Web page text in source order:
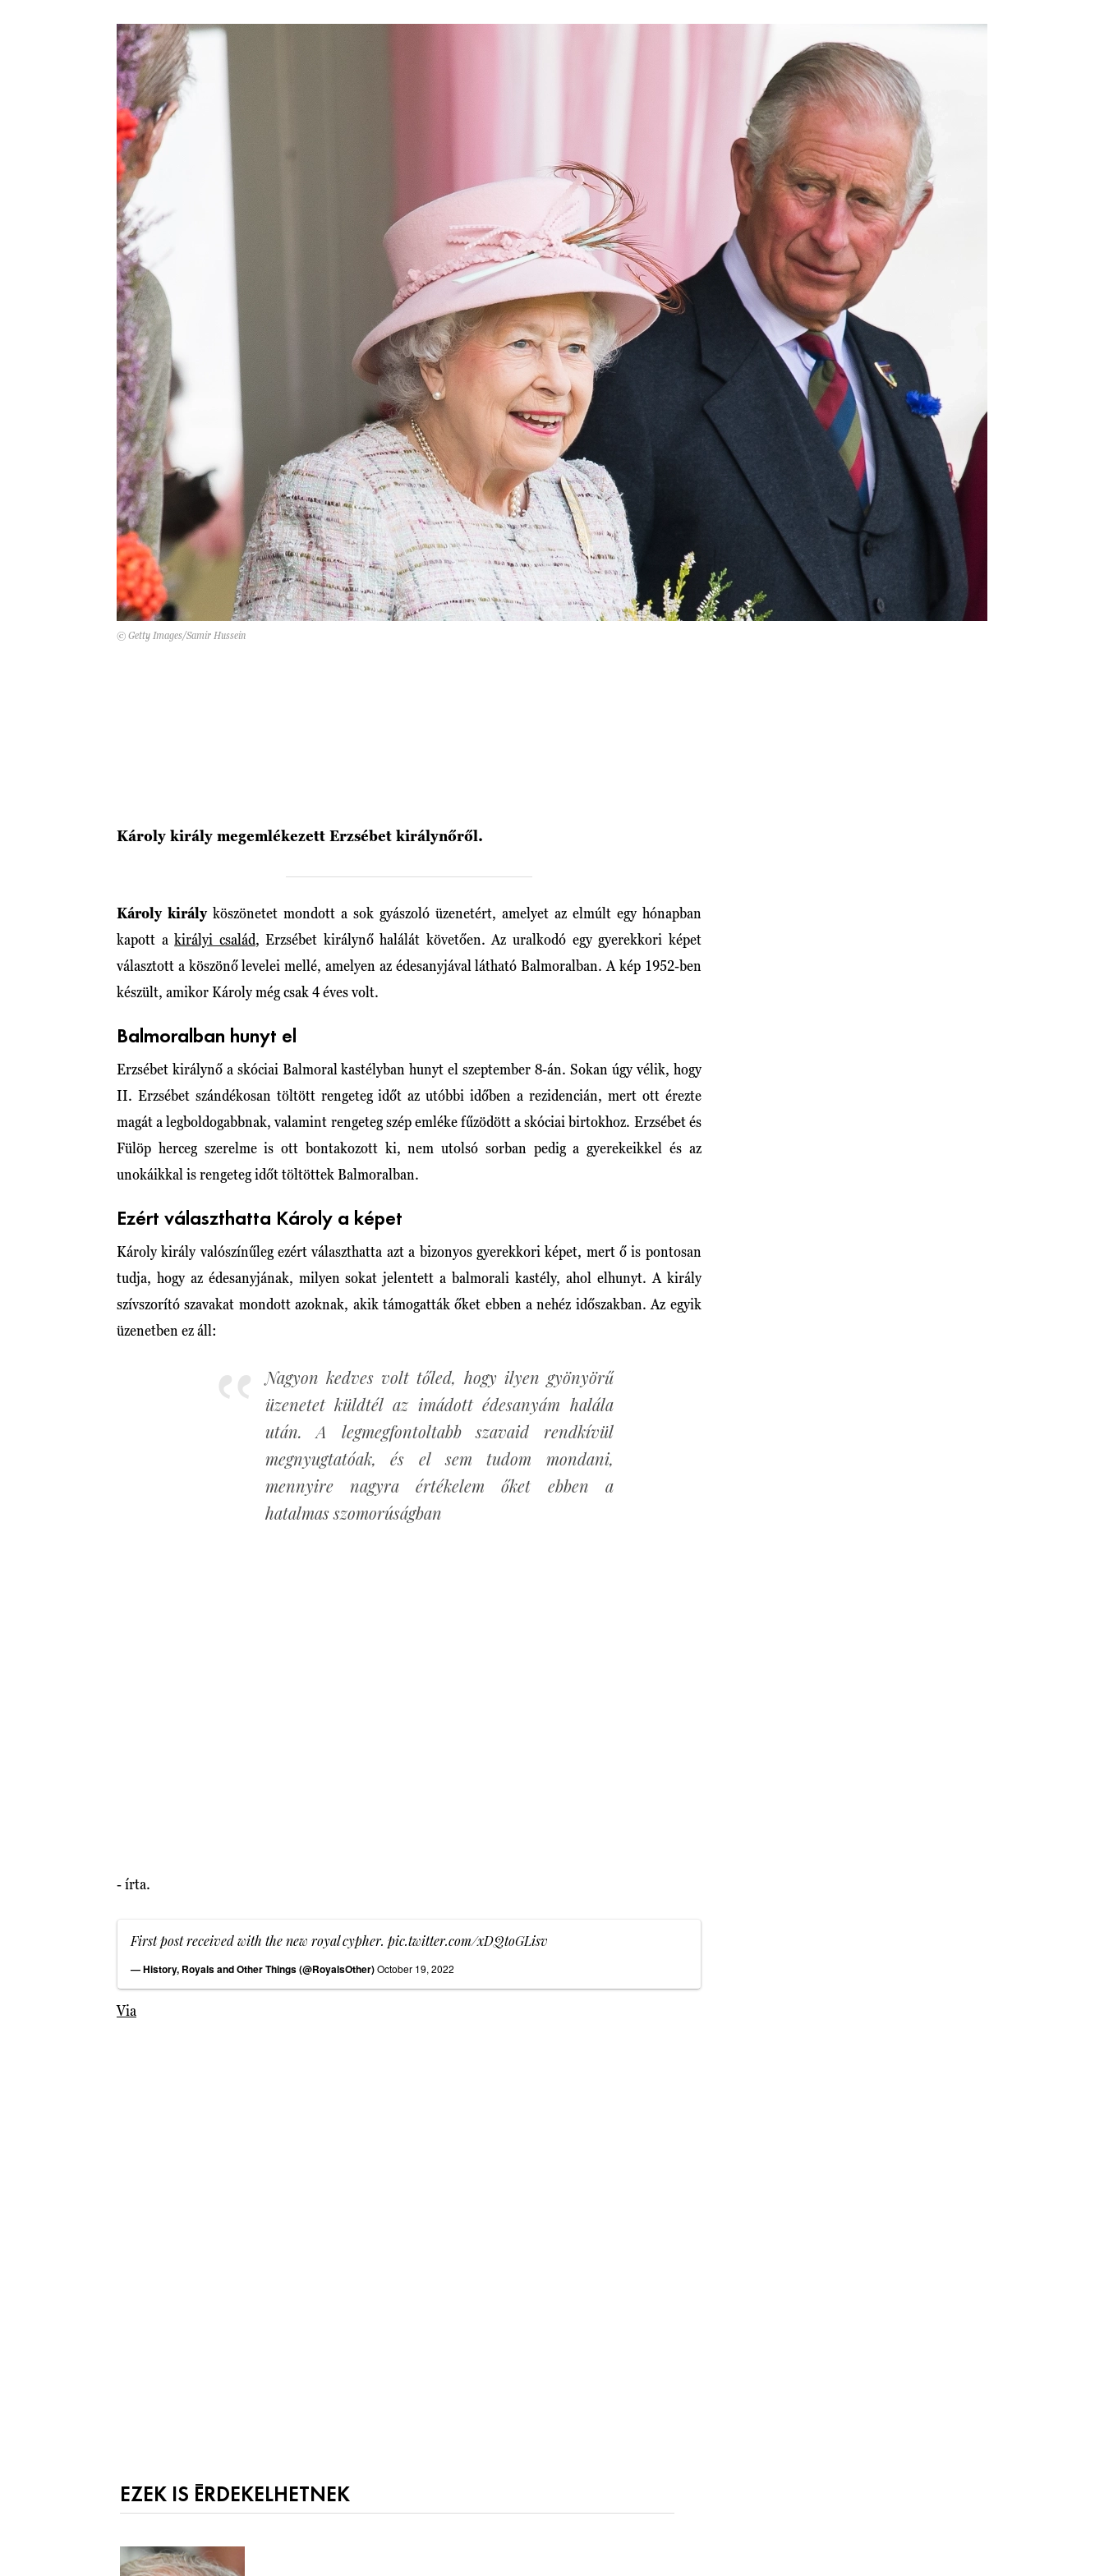
© Getty Images/Samir Hussein
Károly király megemlékezett Erzsébet királynőről.
Károly királyköszönetet mondott a sok gyászoló üzenetért, amelyet az elmúlt egy hónapban
kapott akirályi család, Erzsébet királynő halálát követően. Az uralkodó egy gyerekkori képet
választott a köszönő levelei mellé, amelyen az édesanyjával látható Balmoralban. A kép 1952-ben
készült, amikor Károly még csak 4 éves volt.
Balmoralban hunyt el
Erzsébet királynő a skóciai Balmoral kastélyban hunyt el szeptember 8-án. Sokan úgy vélik, hogy
II. Erzsébet szándékosan töltött rengeteg időt az utóbbi időben a rezidencián, mert ott érezte
magát a legboldogabbnak, valamint rengeteg szép emléke fűzödött a skóciai birtokhoz. Erzsébet és
Fülöp herceg szerelme is ott bontakozott ki, nem utolsó sorban pedig a gyerekeikkel és az
unokáikkal is rengeteg időt töltöttek Balmoralban.
Ezért választhatta Károly a képet
Károly király valószínűleg ezért választhatta azt a bizonyos gyerekkori képet, mert ő is pontosan
tudja, hogy az édesanyjának, milyen sokat jelentett a balmorali kastély, ahol elhunyt. A király
szívszorító szavakat mondott azoknak, akik támogatták őket ebben a nehéz időszakban. Az egyik
üzenetben ez áll:
Nagyon kedves volt tőled, hogy ilyen gyönyörű
üzenetet küldtél az imádott édesanyám halála
után. A legmegfontoltabb szavaid rendkívül
megnyugtatóak, és el sem tudom mondani,
mennyire nagyra értékelem őket ebben a
hatalmas szomorúságban
- írta.
First post received with the new royal cypher. pic.twitter.com/xDQtoGLisv
— History, Royals and Other Things (@RoyalsOther)October 19, 2022
Via
EZEK IS ÉRDEKELHETNEK